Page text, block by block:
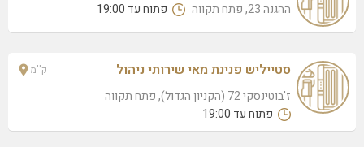
ההגנה 23, פתח תקווה פתוח עד 19:00
סטייליש פנינת מאי שירותי ניהול
ז'בוטינסקי 72 (הקניון הגדול), פתח תקווה
פתוח עד 19:00
ק''מ
נטלי לוי
צה"ל 60, פתח תקווה
ליידי פרינסס
רח' מונטיפיורי 20, פתח תקווה
דנה ואלה – מרכז לאסתטיקה וקוסמטיקה רפואית
מוטה גור 7, פתח תקווה